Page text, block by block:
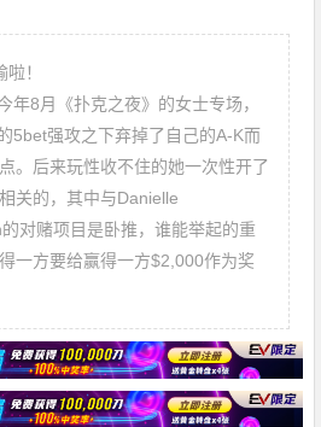
！
年8月《扑克之夜》的女士专场，
5bet强攻之下弃掉了自己的A-K而
。后来玩性收不住的她一次性开了
关的，其中与Danielle
对赌项目是卧推，谁能举起的重
一方要给赢得一方$2,000作为奖